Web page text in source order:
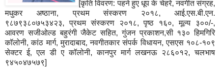
[कृति विवरण: पहने हुए धूप के चेहरे, नवगीत संग्रह,
मधुकर अष्ठाना, प्रथम संस्करण २०१८, आई.एस.बी.एन.
९८७९३८०७५३४२३, प्रथम संस्करण २०१८, पृष्ठ १६०, मूल्य ३००/-,
आवरण सजीओल्ड बहुरंगी जैकेट सहित, गुंजन प्रकाशन,सी १३० हिमगिरि
कॉलोनी, कांठ मार्ग, मुरादाबाद, नवगीतकार संपर्क विधायन, एसएस १०८-१०९
सेक्टर ई, एल डी ए कॉलोनी, कानपुर मार्ग लखनऊ २८६०१२, चलभाष
९४५०४७५७९]